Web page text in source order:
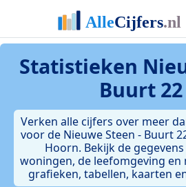
Statistieken
Buurt 22
Verken alle cijfers over meer
voor de Nieuwe Steen - Buurt
Hoorn. Bekijk de
woningen, de leefomgeving en
grafieken, tabellen, kaarten